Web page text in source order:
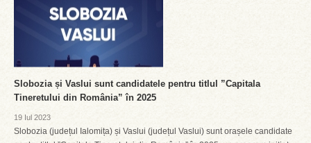
Slobozia și Vaslui sunt candidatele pentru titlul ”Capitala
Tineretului din România” în 2025
19 Iul 2023
Slobozia (județul Ialomița) și Vaslui (județul Vaslui) sunt orașele candidate